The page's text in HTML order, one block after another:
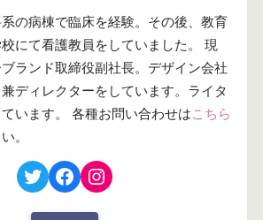
の病棟で臨床を経験。その後、教育
にて看護教員をしていました。 現
ランド取締役副社長。デザイン会社
ディレクターをしています。ライタ
います。 各種お問い合わせはこちら
。